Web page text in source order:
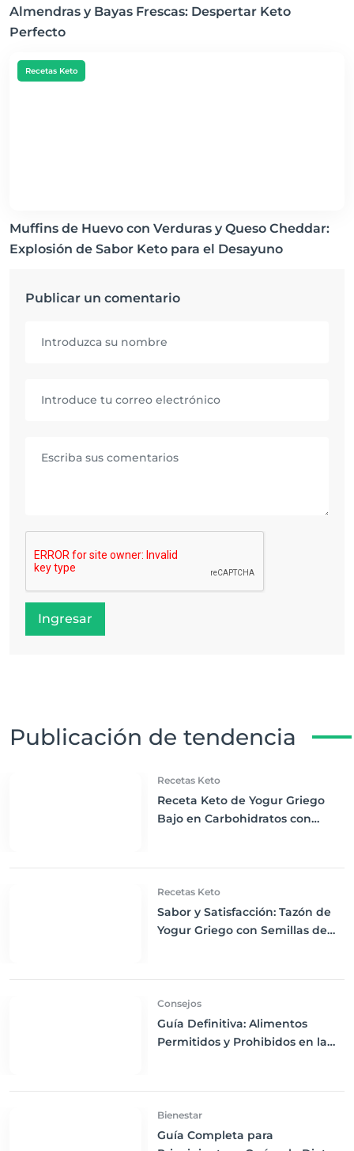
Almendras y Bayas Frescas: Despertar Keto
Perfecto
Recetas Keto
Muffins de Huevo con Verduras y Queso Cheddar:
Explosión de Sabor Keto para el Desayuno
Publicar un comentario
Ingresar
Publicación de tendencia
Recetas Keto
Receta Keto de Yogur Griego
Bajo en Carbohidratos con
Recetas Keto
Sabor y Satisfacción: Tazón de
Yogur Griego con Semillas de
Consejos
Guía Definitiva: Alimentos
Permitidos y Prohibidos en la
Bienestar
Guía Completa para